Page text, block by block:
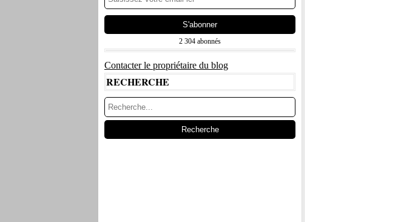
2 304 abonnés
Contacter le propriétaire du blog
RECHERCHE